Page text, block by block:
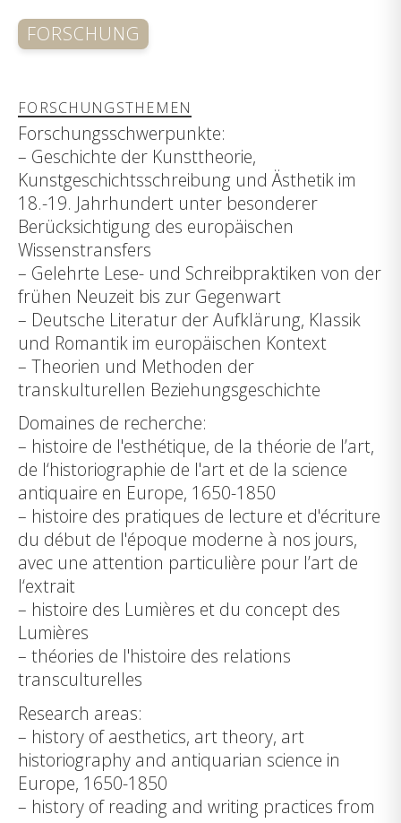
FORSCHUNG
FORSCHUNGSTHEMEN
Forschungsschwerpunkte:
– Geschichte der Kunsttheorie,
Kunstgeschichtsschreibung und Ästhetik im
18.-19. Jahrhundert unter besonderer
Berücksichtigung des europäischen
Wissenstransfers
– Gelehrte Lese- und Schreibpraktiken von der
frühen Neuzeit bis zur Gegenwart
– Deutsche Literatur der Aufklärung, Klassik
und Romantik im europäischen Kontext
– Theorien und Methoden der
transkulturellen Beziehungsgeschichte
Domaines de recherche:
– histoire de l'esthétique, de la théorie de l’art,
de l‘historiographie de l'art et de la science
antiquaire en Europe, 1650-1850
– histoire des pratiques de lecture et d'écriture
du début de l'époque moderne à nos jours,
avec une attention particulière pour l’art de
l‘extrait
– histoire des Lumières et du concept des
Lumières
– théories de l'histoire des relations
transculturelles
Research areas:
– history of aesthetics, art theory, art
historiography and antiquarian science in
Europe, 1650-1850
– history of reading and writing practices from